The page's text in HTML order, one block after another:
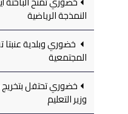
النمذجة الرياضية
خضوري وبلدية
المجتمعية
خضوري تحتفل بتخريج
وزير التعليم